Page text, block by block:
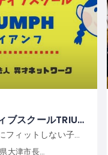
大津オルタナティブスクールTRIUMPH（トライアンフ）
等２丁目７−２４